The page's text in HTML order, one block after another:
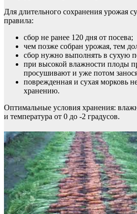
Для длительного сохранения урожая
правила:
сбор не ранее 120 дня от посева;
чем позже собран урожая, тем
сбор нужно выполнять в сухую
при высокой влажности плоды
просушивают и уже потом
поврежденная и сухая морковь
хранению.
Оптимальные условия хранения:
и температура от 0 до -2 градусов.